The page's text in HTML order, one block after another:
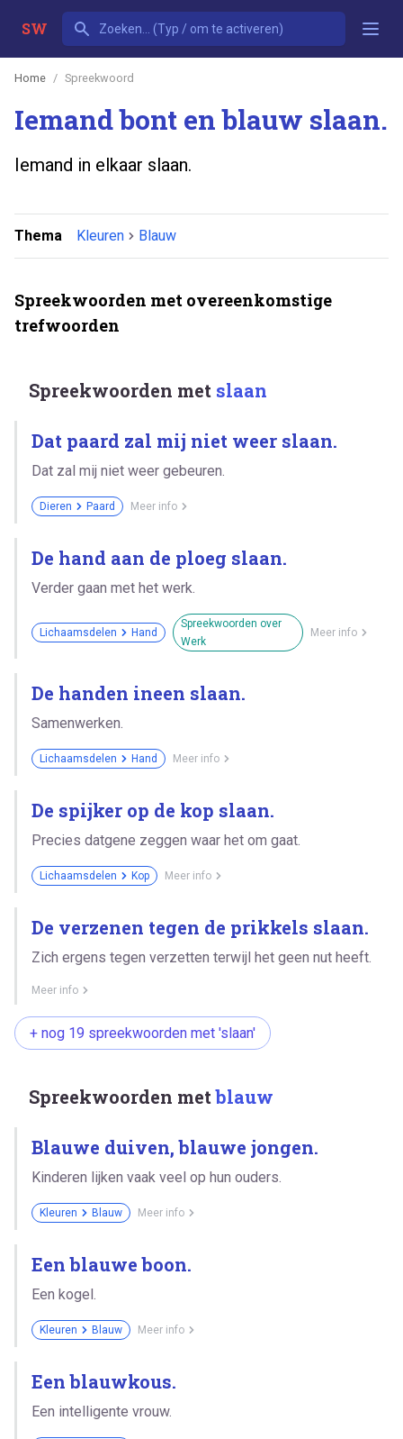
SW
Home Spreekwoord
Iemand bont en blauw slaan.
Iemand in elkaar slaan.
Thema Kleuren Blauw
Spreekwoorden met overeenkomstige
trefwoorden
Spreekwoorden met slaan
Dat paard zal mij niet weer slaan.
Dat zal mij niet weer gebeuren.
Dieren Paard Meer info
De hand aan de ploeg slaan.
Verder gaan met het werk.
Lichaamsdelen Hand
Spreekwoorden over
Werk
Meer info
De handen ineen slaan.
Samenwerken.
Lichaamsdelen Hand Meer info
De spijker op de kop slaan.
Precies datgene zeggen waar het om gaat.
Lichaamsdelen Kop Meer info
De verzenen tegen de prikkels slaan.
Zich ergens tegen verzetten terwijl het geen nut heeft.
Meer info
+ nog 19 spreekwoorden met 'slaan'
Spreekwoorden metblauw
Blauwe duiven, blauwe jongen.
Kinderen lijken vaak veel op hun ouders.
Kleuren Blauw Meer info
Een blauwe boon.
Een kogel.
Kleuren Blauw Meer info
Een blauwkous.
Een intelligente vrouw.